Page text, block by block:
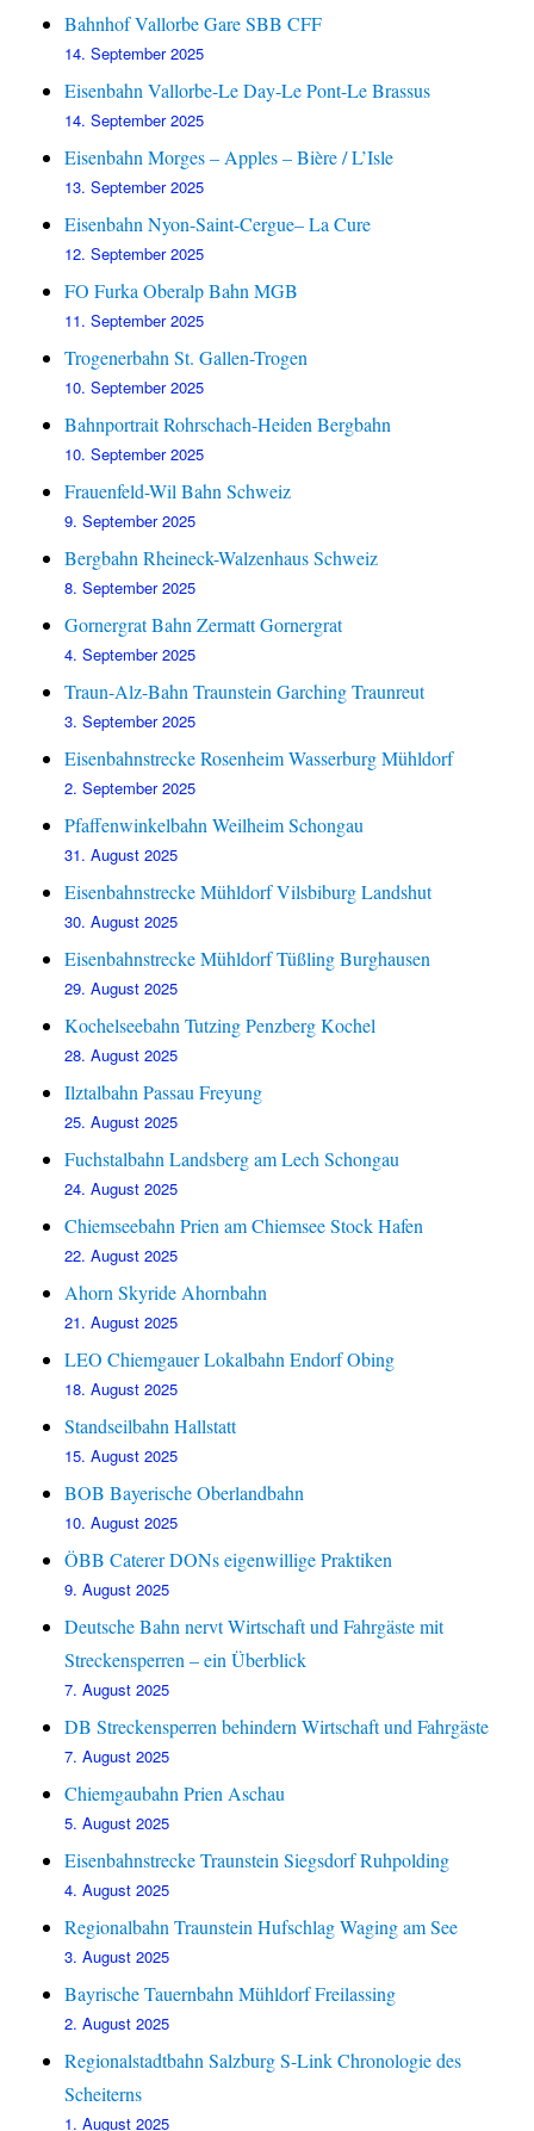
Bahnhof Vallorbe Gare SBB CFF
14. September 2025
Eisenbahn Vallorbe-Le Day-Le Pont-Le Brassus
14. September 2025
Eisenbahn Morges – Apples – Bière / L’Isle
13. September 2025
Eisenbahn Nyon-Saint-Cergue– La Cure
12. September 2025
FO Furka Oberalp Bahn MGB
11. September 2025
Trogenerbahn St. Gallen-Trogen
10. September 2025
Bahnportrait Rohrschach-Heiden Bergbahn
10. September 2025
Frauenfeld-Wil Bahn Schweiz
9. September 2025
Bergbahn Rheineck-Walzenhaus Schweiz
8. September 2025
Gornergrat Bahn Zermatt Gornergrat
4. September 2025
Traun-Alz-Bahn Traunstein Garching Traunreut
3. September 2025
Eisenbahnstrecke Rosenheim Wasserburg Mühldorf
2. September 2025
Pfaffenwinkelbahn Weilheim Schongau
31. August 2025
Eisenbahnstrecke Mühldorf Vilsbiburg Landshut
30. August 2025
Eisenbahnstrecke Mühldorf Tüßling Burghausen
29. August 2025
Kochelseebahn Tutzing Penzberg Kochel
28. August 2025
Ilztalbahn Passau Freyung
25. August 2025
Fuchstalbahn Landsberg am Lech Schongau
24. August 2025
Chiemseebahn Prien am Chiemsee Stock Hafen
22. August 2025
Ahorn Skyride Ahornbahn
21. August 2025
LEO Chiemgauer Lokalbahn Endorf Obing
18. August 2025
Standseilbahn Hallstatt
15. August 2025
BOB Bayerische Oberlandbahn
10. August 2025
ÖBB Caterer DONs eigenwillige Praktiken
9. August 2025
Deutsche Bahn nervt Wirtschaft und Fahrgäste mit
Streckensperren – ein Überblick
7. August 2025
DB Streckensperren behindern Wirtschaft und Fahrgäste
7. August 2025
Chiemgaubahn Prien Aschau
5. August 2025
Eisenbahnstrecke Traunstein Siegsdorf Ruhpolding
4. August 2025
Regionalbahn Traunstein Hufschlag Waging am See
3. August 2025
Bayrische Tauernbahn Mühldorf Freilassing
2. August 2025
Regionalstadtbahn Salzburg S-Link Chronologie des
Scheiterns
1. August 2025